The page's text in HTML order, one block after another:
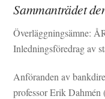
Sammanträdet
Överläggningsämne:
Inledningsföredrag av
Anföranden av
professor Erik